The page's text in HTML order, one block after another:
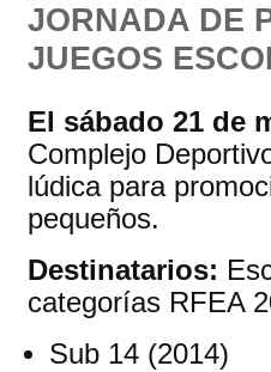
JORNADA DE
JUEGOS
El sábado 21 de
Complejo
lúdica para
pequeños.
Destinatarios:
categorías RFEA
Sub 14 (2014)